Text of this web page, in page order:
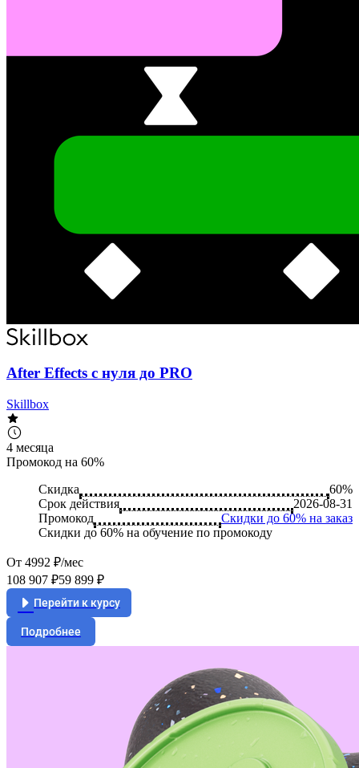
After Effects с нуля до PRO
Skillbox
4 месяца
Промокод на 60%
Скидка
60%
Срок действия
2026-08-31
Промокод
Скидки до 60% на заказ
Скидки до 60% на обучение по промокоду
От 4992 ₽/мес
108 907 ₽59 899 ₽
Перейти к курсу
Подробнее